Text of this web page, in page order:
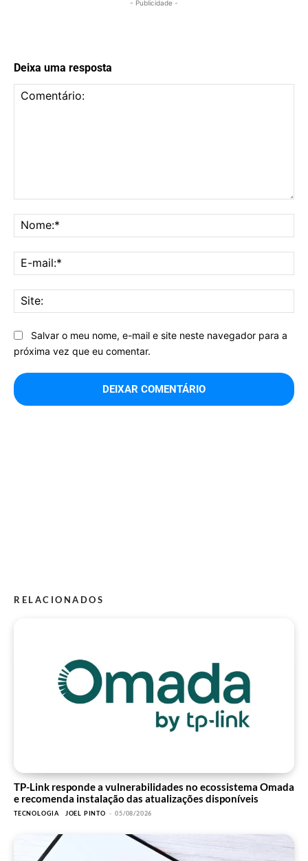
- Publicidade -
Deixa uma resposta
Salvar o meu nome, e-mail e site neste navegador para a
próxima vez que eu comentar.
RELACIONADOS
TP-Link responde a vulnerabilidades no ecossistema Omada
e recomenda instalação das atualizações disponíveis
TECNOLOGIA JOEL PINTO - 05/08/2026